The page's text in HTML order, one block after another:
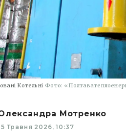
Котельні Фото:
Мотренко
Травня 2026, 10:37